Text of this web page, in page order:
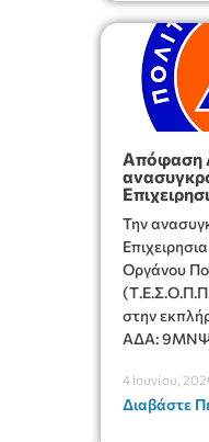
Απόφαση
Την
Οργάνου
στην
ΑΔΑ:
by Ministry
Date:
4 Ιουνίου,
Διαβάστε